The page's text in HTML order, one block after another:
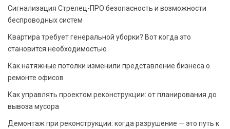
Сигнализация Стрелец-ПРО безопасность и возможности
беспроводных систем
Квартира требует генеральной уборки? Вот когда это
становится необходимостью
Как натяжные потолки изменили представление бизнеса о
ремонте офисов
Как управлять проектом реконструкции: от планирования до
вывоза мусора
Демонтаж при реконструкции: когда разрушение — это путь к